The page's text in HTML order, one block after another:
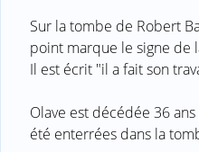
Sur la tombe de Robert
point marque le signe de
Il est écrit "il a fait son
Olave est décédée 36
été enterrées dans la